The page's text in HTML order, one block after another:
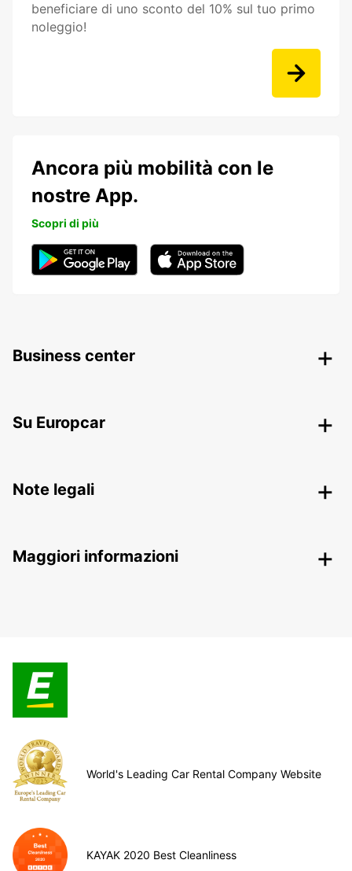
beneficiare di uno sconto del 10% sul tuo primo
noleggio!
Ancora più mobilità con le
nostre App.
Scopri di più
Business center
Su Europcar
Note legali
Maggiori informazioni
World's Leading Car Rental Company Website
KAYAK 2020 Best Cleanliness